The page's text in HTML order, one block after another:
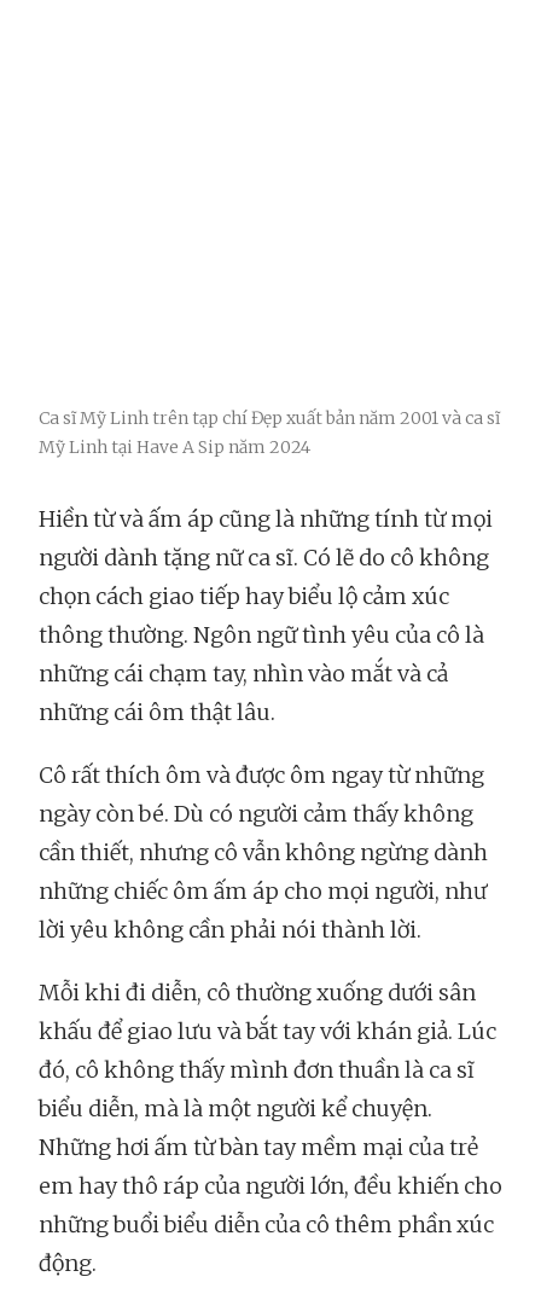
Ca sĩ Mỹ Linh trên tạp chí Đẹp xuất bản năm 2001 và ca sĩ
Mỹ Linh tại Have A Sip năm 2024
Hiền từ và ấm áp cũng là những tính từ mọi
người dành tặng nữ ca sĩ. Có lẽ do cô không
chọn cách giao tiếp hay biểu lộ cảm xúc
thông thường. Ngôn ngữ tình yêu của cô là
những cái chạm tay, nhìn vào mắt và cả
những cái ôm thật lâu.
Cô rất thích ôm và được ôm ngay từ những
ngày còn bé. Dù có người cảm thấy không
cần thiết, nhưng cô vẫn không ngừng dành
những chiếc ôm ấm áp cho mọi người, như
lời yêu không cần phải nói thành lời.
Mỗi khi đi diễn, cô thường xuống dưới sân
khấu để giao lưu và bắt tay với khán giả. Lúc
đó, cô không thấy mình đơn thuần là ca sĩ
biểu diễn, mà là một người kể chuyện.
Những hơi ấm từ bàn tay mềm mại của trẻ
em hay thô ráp của người lớn, đều khiến cho
những buổi biểu diễn của cô thêm phần xúc
động.